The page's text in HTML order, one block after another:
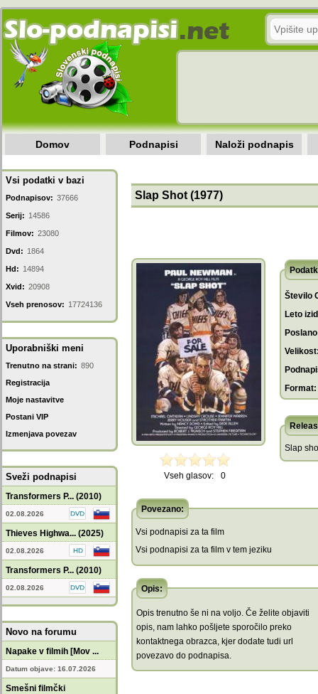
Domov Podnapisi Naloži podnapis
Vsi podatki v bazi
Podnapisov: 37666
Serij: 14586
Filmov: 23080
Dvd: 1864
Hd: 14894
Xvid: 20908
Vseh prenosov: 17724136
Uporabniški meni
Trenutno na strani: 890
Registracija
Moje nastavitve
Postani VIP
Izmenjava povezav
Sveži podnapisi
Transformers P... (2010)
02.08.2026
Thieves Highwa... (2025)
02.08.2026
Transformers P... (2010)
02.08.2026
Novo na forumu
Napake v filmih [Mov ...
Datum objave: 16.07.2026
Smešni filmčki
Slap Shot (1977)
Vseh glasov: 0
Število
Leto
Format:
Slap
Povezano:
Vsi podnapisi za ta film
Vsi podnapisi za ta film v tem jeziku
Opis:
Opis trenutno še ni na voljo. Če želite objaviti
opis, nam lahko pošljete sporočilo preko
kontaktnega obrazca, kjer dodate tudi url
povezavo do podnapisa.